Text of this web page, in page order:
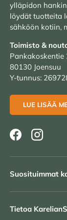
ylläpidon
löydät tuotteita
sähköön kotiin,
Toimisto &
Pankakoskentie
80130 Joensuu
Y-tunnus:
LUE LISÄÄ
FacebookInstagram
Suosituimmat
Tietoa